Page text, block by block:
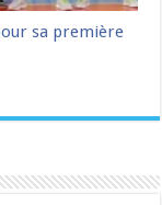
sa première